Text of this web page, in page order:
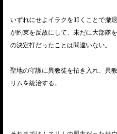
いずれにせよイラクを叩くことで撤
が約束を反故にして、未だに大部隊
の決定打だったことは間違いない。
聖地の守護に異教徒を招き入れ、異
リムを統治する。